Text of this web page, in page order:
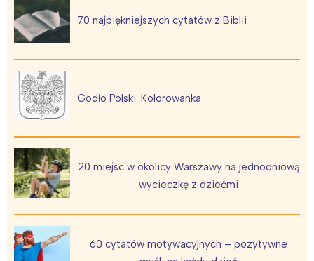
70 najpiękniejszych cytatów z Biblii
Godło Polski. Kolorowanka
20 miejsc w okolicy Warszawy na jednodniową
wycieczkę z dziećmi
60 cytatów motywacyjnych – pozytywne
Łódź
Trójmiasto
Wrocław
Południe